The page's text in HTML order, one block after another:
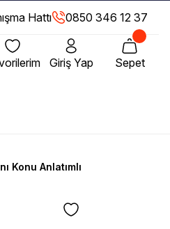
Hattı 0850 346 12 37
Giriş Yap Sepet
Konu Anlatımlı